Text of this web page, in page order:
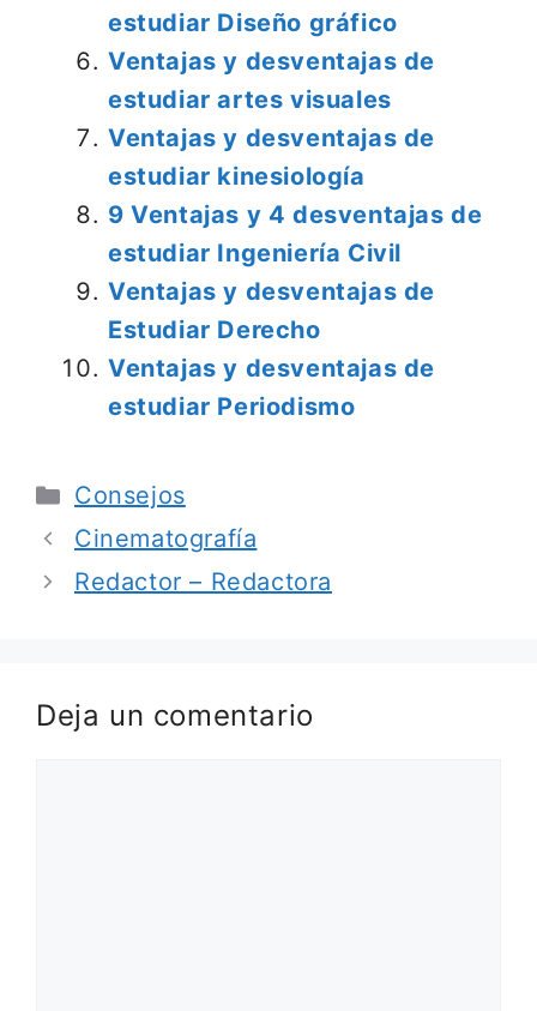
estudiar Diseño gráfico
Ventajas y desventajas de
estudiar artes visuales
Ventajas y desventajas de
estudiar kinesiología
9 Ventajas y 4 desventajas de
estudiar Ingeniería Civil
Ventajas y desventajas de
Estudiar Derecho
Ventajas y desventajas de
estudiar Periodismo
Categorías
Consejos
Cinematografía
Redactor – Redactora
Deja un comentario